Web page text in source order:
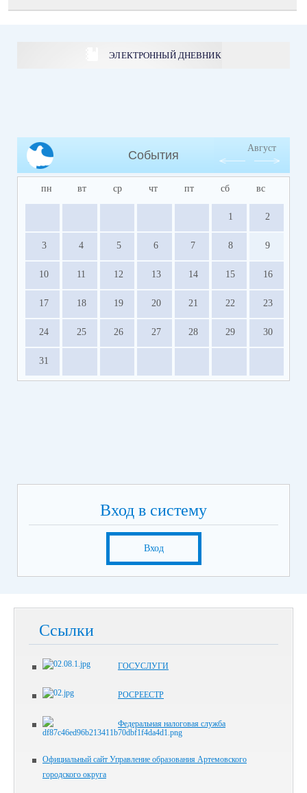
ЭЛЕКТРОННЫЙ ДНЕВНИК
События
Август
пн вт ср чт пт сб вс
1 2
3 4 5 6 7 8 9
10 11 12 13 14 15 16
17 18 19 20 21 22 23
24 25 26 27 28 29 30
31
Вход в систему
Вход
Ссылки
ГОСУСЛУГИ
РОСРЕЕСТР
Федеральная налоговая служба
Официальный сайт Управление образования Артемовского
городского округа